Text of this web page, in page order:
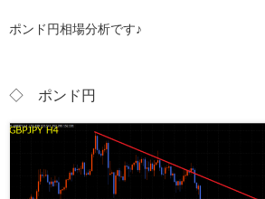
ポンド円相場分析です♪
◇ ポンド円